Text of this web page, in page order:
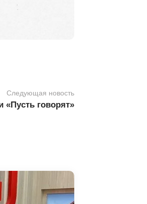
Следующая новость
говорят»